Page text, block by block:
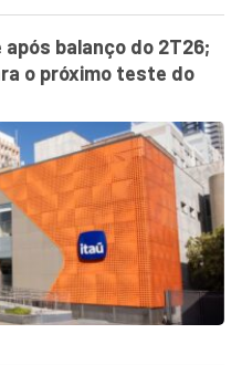
balanço do 2T26;
o próximo teste do